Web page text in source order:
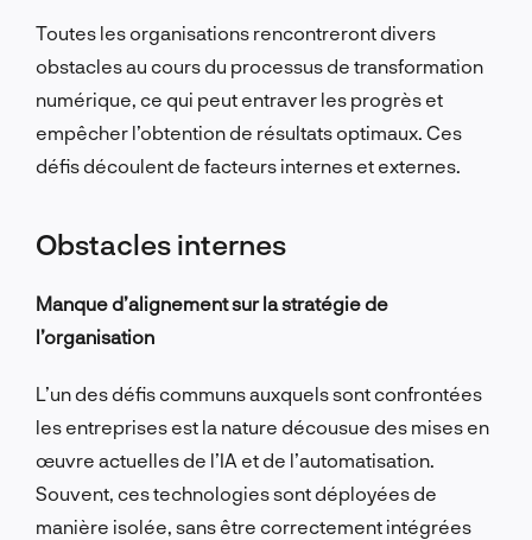
Toutes les organisations rencontreront divers
obstacles au cours du processus de transformation
numérique, ce qui peut entraver les progrès et
empêcher l’obtention de résultats optimaux. Ces
défis découlent de facteurs internes et externes.
Obstacles internes
Manque d’alignement sur la stratégie de
l’organisation
L’un des défis communs auxquels sont confrontées
les entreprises est la nature décousue des mises en
œuvre actuelles de l’IA et de l’automatisation.
Souvent, ces technologies sont déployées de
manière isolée, sans être correctement intégrées